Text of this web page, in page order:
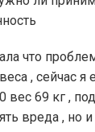
что
, сейчас я
вес 69 кг ,
вреда , но